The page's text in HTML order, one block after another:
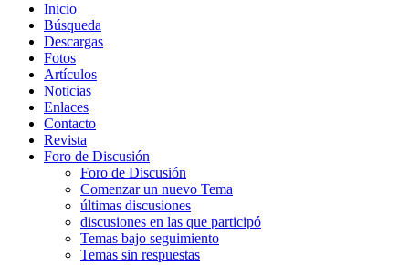
Inicio
Búsqueda
Descargas
Fotos
Artículos
Noticias
Enlaces
Contacto
Revista
Foro de Discusión
Foro de Discusión
Comenzar un nuevo Tema
últimas discusiones
discusiones en las que participó
Temas bajo seguimiento
Temas sin respuestas